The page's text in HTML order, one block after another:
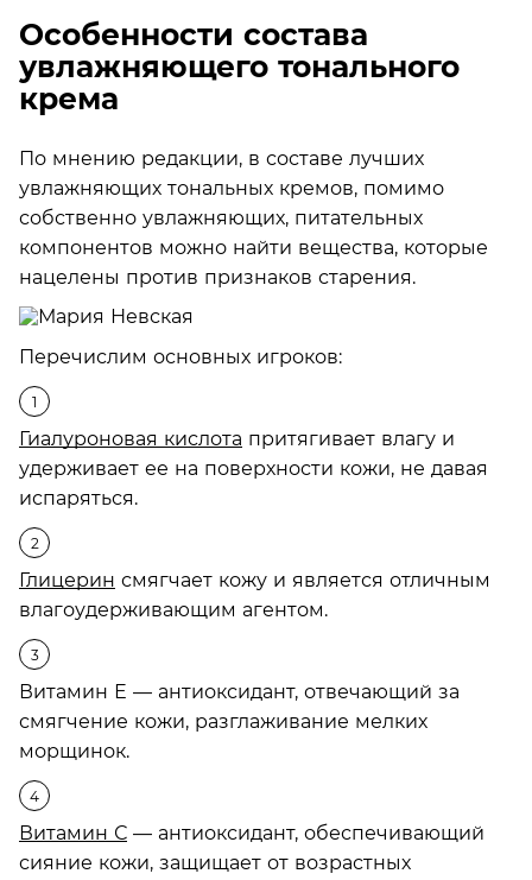
Особенности состава
увлажняющего тонального
крема
По мнению редакции, в составе лучших
увлажняющих тональных кремов, помимо
собственно увлажняющих, питательных
компонентов можно найти вещества, которые
нацелены против признаков старения.
Перечислим основных игроков:
Гиалуроновая кислота притягивает влагу и
удерживает ее на поверхности кожи, не давая
испаряться.
Глицерин смягчает кожу и является отличным
влагоудерживающим агентом.
Витамин Е — антиоксидант, отвечающий за
смягчение кожи, разглаживание мелких
морщинок.
Витамин С — антиоксидант, обеспечивающий
сияние кожи, защищает от возрастных